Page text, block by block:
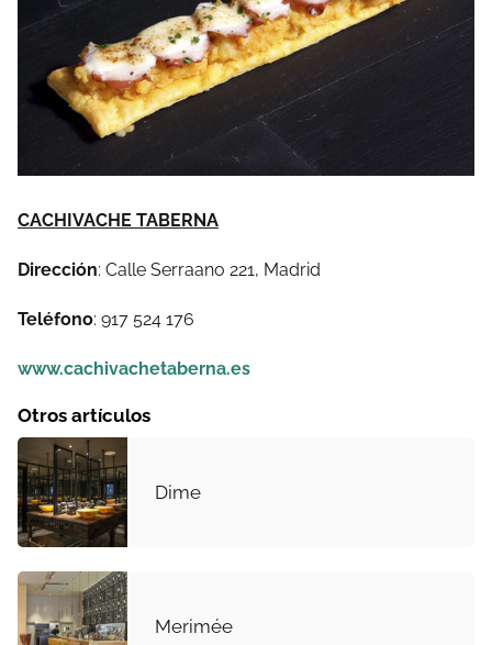
CACHIVACHE TABERNA
Dirección: Calle Serraano 221, Madrid
Teléfono: 917 524 176
www.cachivachetaberna.es
Otros artículos
Dime
Merimée